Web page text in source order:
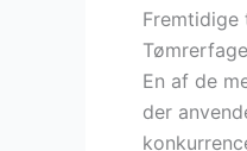
Fremtidige
En af de
der